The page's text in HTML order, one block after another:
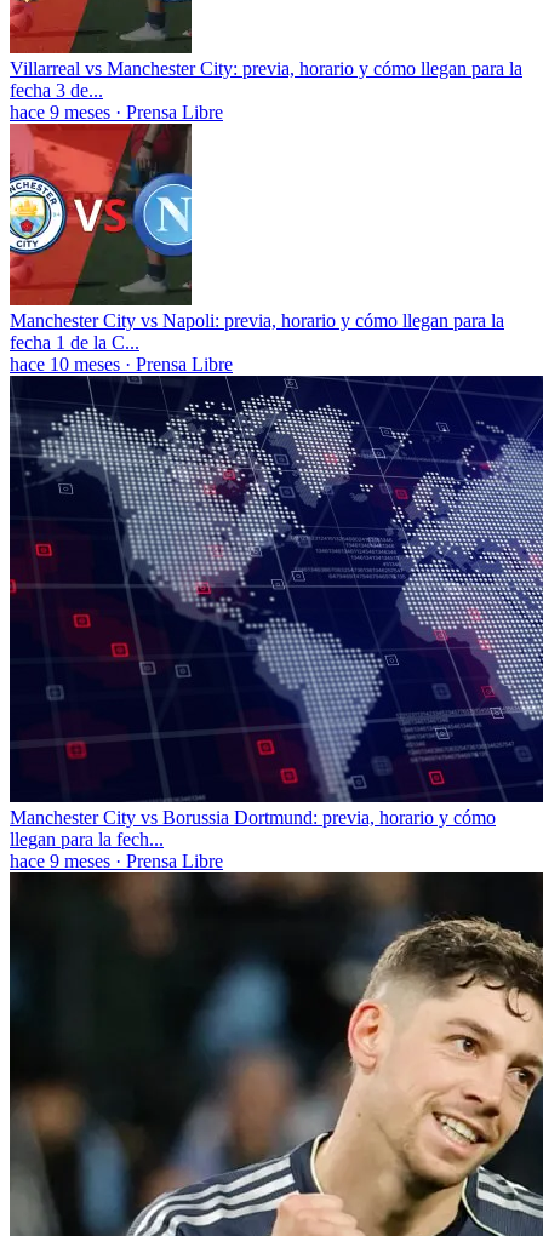
Villarreal vs Manchester City: previa, horario y cómo llegan para la
fecha 3 de...
hace 9 meses · Prensa Libre
Manchester City vs Napoli: previa, horario y cómo llegan para la
fecha 1 de la C...
hace 10 meses · Prensa Libre
Manchester City vs Borussia Dortmund: previa, horario y cómo
llegan para la fech...
hace 9 meses · Prensa Libre